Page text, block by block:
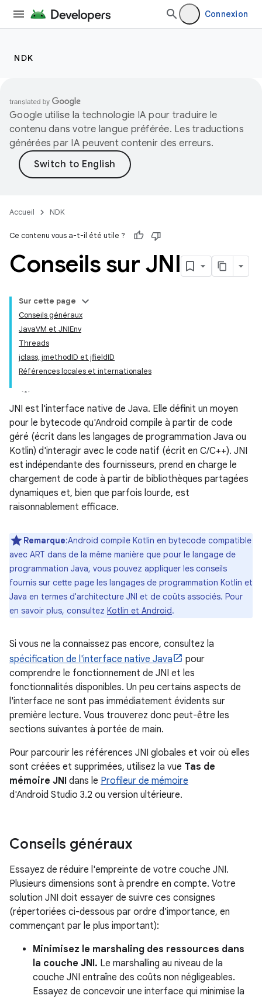
Connexion
NDK
Google utilise la technologie IA pour traduire le
contenu dans votre langue préférée. Les traductions
générées par IA peuvent contenir des erreurs.
Accueil NDK
Ce contenu vous a-t-il été utile ?
Conseils sur JNI
Sur cette page
Conseils généraux
JavaVM et JNIEnv
Threads
jclass, jmethodID et jfieldID
Références locales et internationales
JNI est l'interface native de Java. Elle définit un moyen
pour le bytecode qu'Android compile à partir de code
géré (écrit dans les langages de programmation Java ou
Kotlin) d'interagir avec le code natif (écrit en C/C++). JNI
est indépendante des fournisseurs, prend en charge le
chargement de code à partir de bibliothèques partagées
dynamiques et, bien que parfois lourde, est
raisonnablement efficace.
Remarque:Android compile Kotlin en bytecode compatible
avec ART dans de la même manière que pour le langage de
programmation Java, vous pouvez appliquer les conseils
fournis sur cette page les langages de programmation Kotlin et
Java en termes d'architecture JNI et de coûts associés. Pour
en savoir plus, consultez Kotlin et Android.
Si vous ne la connaissez pas encore, consultez la
spécification de l'interface native Java
pour
comprendre le fonctionnement de JNI et les
fonctionnalités disponibles. Un peu certains aspects de
l'interface ne sont pas immédiatement évidents sur
première lecture. Vous trouverez donc peut-être les
sections suivantes à portée de main.
Pour parcourir les références JNI globales et voir où elles
sont créées et supprimées, utilisez la vue Tas de
mémoire JNI dans le Profileur de mémoire
d'Android Studio 3.2 ou version ultérieure.
Conseils généraux
Essayez de réduire l'empreinte de votre couche JNI.
Plusieurs dimensions sont à prendre en compte. Votre
solution JNI doit essayer de suivre ces consignes
(répertoriées ci-dessous par ordre d'importance, en
commençant par le plus important):
Minimisez le marshaling des ressources dans
la couche JNI. Le marshalling au niveau de la
couche JNI entraîne des coûts non négligeables.
Essayez de concevoir une interface qui minimise la